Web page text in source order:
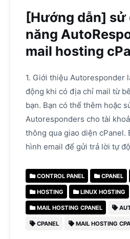
[Hướng dẫn] sử
năng
mail hosting
1. Giới thiệu Autoresponder
động khi có địa chỉ mail từ
bạn. Bạn có thể thêm hoặc
Autoresponders cho tài
thông qua giao diện cPanel.
hình email để gửi trả lời tự
CONTROL PANEL CPANEL
HOSTING LINUX HOSTING
MAIL HOSTING CPANEL
CPANEL MAIL HOSTING